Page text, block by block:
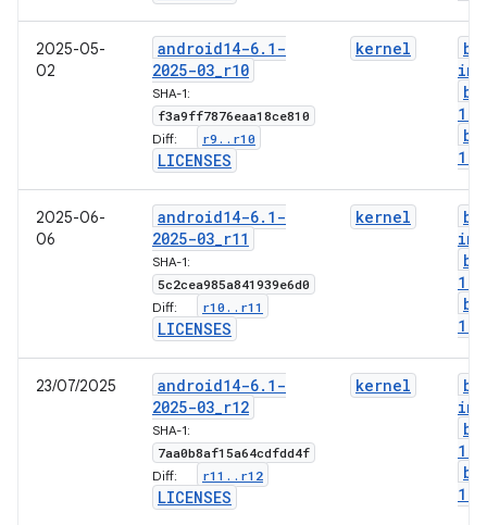
2025-05-
02
android14-6. 1-
2025-03_r10
SHA-1:
f3a9ff7876eaa18ce810
Diff: r9 . . r10
LICENSES
kernel
img
1-
1-
2025-06-
06
android14-6. 1-
2025-03_r11
SHA-1:
5c2cea985a841939e6d0
Diff: r10 . . r11
LICENSES
kernel
img
1-
1-
23/07/2025 android14-6. 1-
2025-03_r12
SHA-1:
7aa0b8af15a64cdfdd4f
Diff: r11 . . r12
LICENSES
kernel
img
1-
1-